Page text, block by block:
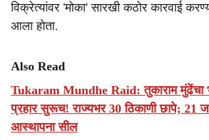
विक्रेत्यांवर 'मोका' सारखी कठोर कारवाई
आला होता.
Also Read
Tukaram Mundhe Raid: तुकाराम मुंढेंचा
प्रहार सुरूच! राज्यभर 30 ठिकाणी छापे;
आस्थापना सील